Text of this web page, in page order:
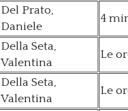
Del Prato,
Daniele
4
Della Seta,
Valentina
Le
Della Seta,
Valentina
Le